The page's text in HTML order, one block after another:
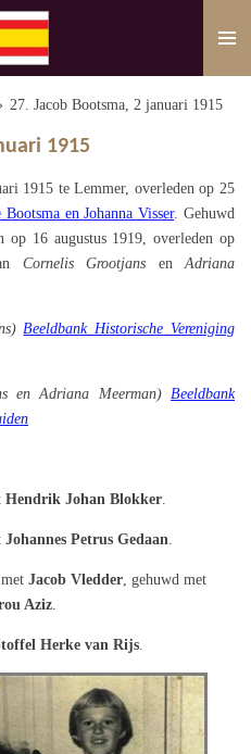
27. Jacob Bootsma, 2 januari 1915
1915
1915 te Lemmer, overleden op 25
Bootsma en Johanna Visser.Gehuwd
op 16 augustus 1919, overleden op
Cornelis Grootjans enAdriana
Beeldbank Historische Vereniging
en Adriana Meerman) Beeldbank
Hendrik Johan Blokker.
Johannes Petrus Gedaan.
Jacob Vledder, gehuwd met
Aziz.
Herke van Rijs.